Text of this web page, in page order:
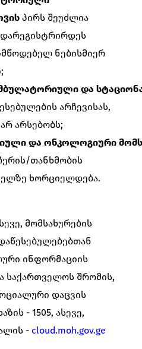
პირს შეუძლია
ნებისმიერ
და
არჩევისას,
არსებობს;
და ონკოლოგიური
თანხმობის
ხორციელდება.
მომსახურების
ინფორმაციის
საქართველოს შრომის,
დაცვის
- 1505, ასევე,
- cloud.moh.gov.ge